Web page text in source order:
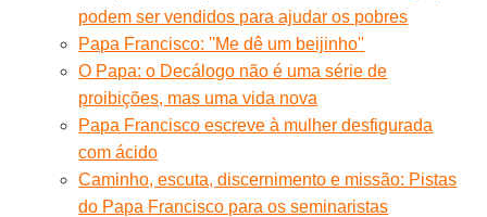
podem ser vendidos para ajudar os pobres
Papa Francisco: ''Me dê um beijinho''
O Papa: o Decálogo não é uma série de
proibições, mas uma vida nova
Papa Francisco escreve à mulher desfigurada
com ácido
Caminho, escuta, discernimento e missão: Pistas
do Papa Francisco para os seminaristas